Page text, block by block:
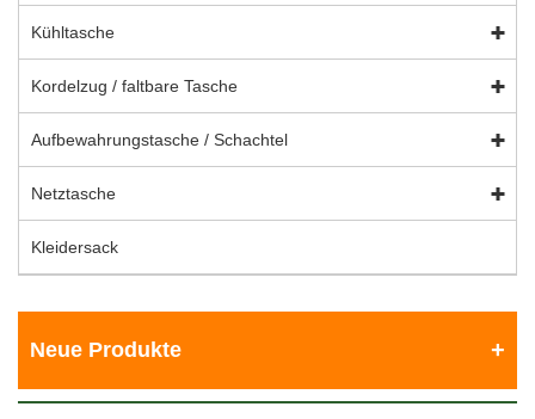
Kühltasche
Kordelzug / faltbare Tasche
Aufbewahrungstasche / Schachtel
Netztasche
Kleidersack
Neue Produkte